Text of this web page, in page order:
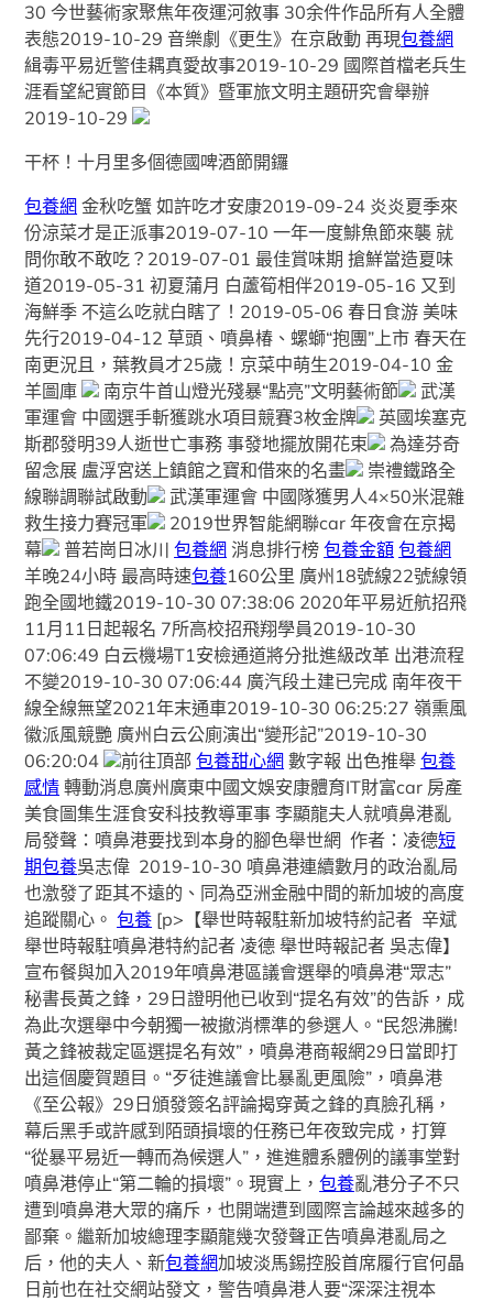
30 今世藝術家聚焦年夜運河敘事 30余件作品所有人全體
表態2019-10-29 音樂劇《更生》在京啟動 再現包養網
緝毒平易近警佳耦真愛故事2019-10-29 國際首檔老兵生
涯看望紀實節目《本質》暨軍旅文明主題研究會舉辦
2019-10-29
干杯！十月里多個德國啤酒節開鑼
包養網 金秋吃蟹 如許吃才安康2019-09-24 炎炎夏季來
份涼菜才是正派事2019-07-10 一年一度鯡魚節來襲 就
問你敢不敢吃？2019-07-01 最佳賞味期 搶鮮當造夏味
道2019-05-31 初夏蒲月 白蘆筍相伴2019-05-16 又到
海鮮季 不這么吃就白瞎了！2019-05-06 春日食游 美味
先行2019-04-12 草頭、噴鼻椿、螺螄“抱團”上市 春天在
南更況且，葉教員才25歲！京菜中萌生2019-04-10 金
羊圖庫
南京牛首山燈光殘暴“點亮”文明藝術節
武漢
軍運會 中國選手斬獲跳水項目競賽3枚金牌
英國埃塞克
斯郡發明39人逝世亡事務 事發地擺放開花束
為達芬奇
留念展 盧浮宮送上鎮館之寶和借來的名畫
崇禮鐵路全
線聯調聯試啟動
武漢軍運會 中國隊獲男人4×50米混雜
救生接力賽冠軍
2019世界智能網聯car 年夜會在京揭
幕
普若崗日冰川包養網 消息排行榜包養金額 包養網
羊晚24小時 最高時速包養160公里 廣州18號線22號線領
跑全國地鐵2019-10-30 07:38:06 2020年平易近航招飛
11月11日起報名 7所高校招飛翔學員2019-10-30
07:06:49 白云機場T1安檢通道將分批進級改革 出港流程
不變2019-10-30 07:06:44 廣汽段土建已完成 南年夜干
線全線無望2021年末通車2019-10-30 06:25:27 嶺熏風
徽派風競艷 廣州白云公廁演出“變形記”2019-10-30
06:20:04
前往頂部包養甜心網 數字報 出色推舉包養
感情 轉動消息廣州廣東中國文娛安康體育IT財富car 房產
美食圖集生涯食安科技教導軍事 李顯龍夫人就噴鼻港亂
局發聲：噴鼻港要找到本身的腳色舉世網 作者：凌德短
期包養吳志偉 2019-10-30 噴鼻港連續數月的政治亂局
也激發了距其不遠的、同為亞洲金融中間的新加坡的高度
追蹤關心。包養 [p>【舉世時報駐新加坡特約記者 辛斌
舉世時報駐噴鼻港特約記者 凌德 舉世時報記者 吳志偉】
宣布餐與加入2019年噴鼻港區議會選舉的噴鼻港“眾志”
秘書長黃之鋒，29日證明他已收到“提名有效”的告訴，成
為此次選舉中今朝獨一被撤消標準的參選人。“民怨沸騰!
黃之鋒被裁定區選提名有效”，噴鼻港商報網29日當即打
出這個慶賀題目。“歹徒進議會比暴亂更風險”，噴鼻港
《至公報》29日頒發簽名評論揭穿黃之鋒的真臉孔稱，
幕后黑手或許感到陌頭損壞的任務已年夜致完成，打算
“從暴平易近一轉而為候選人”，進進體系體例的議事堂對
噴鼻港停止“第二輪的損壞”。現實上，包養亂港分子不只
遭到噴鼻港大眾的痛斥，也開端遭到國際言論越來越多的
鄙棄。繼新加坡總理李顯龍幾次發聲正告噴鼻港亂局之
后，他的夫人、新包養網加坡淡馬錫控股首席履行官何晶
日前也在社交網站發文，警告噴鼻港人要“深深注視本